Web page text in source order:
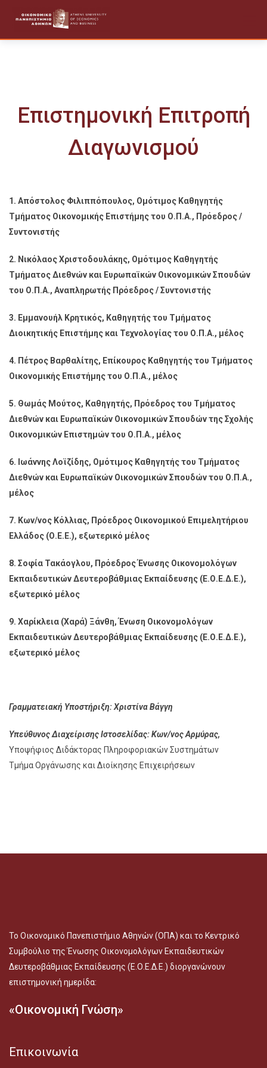
content
Επιστημονική Επιτροπή
Διαγωνισμού
1. Απόστολος Φιλιππόπουλος, Ομότιμος Καθηγητής
Τμήματος Οικονομικής Επιστήμης του Ο.Π.Α., Πρόεδρος /
Συντονιστής
2. Νικόλαος Χριστοδουλάκης, Ομότιμος Καθηγητής
Τμήματος Διεθνών και Ευρωπαϊκών ΟικονομικώνΣπουδών
του Ο.Π.Α., Αναπληρωτής Πρόεδρος / Συντονιστής
3. Εμμανουήλ Κρητικός, Καθηγητής του Τμήματος
Διοικητικής Επιστήμης και Τεχνολογίας του Ο.Π.Α., μέλος
4. Πέτρος Βαρθαλίτης, Επίκουρος Καθηγητής του Τμήματος
Οικονομικής Επιστήμης του Ο.Π.Α., μέλος
5. Θωμάς Μούτος, Καθηγητής, Πρόεδρος του Τμήματος
Διεθνών και Ευρωπαϊκών Οικονομικών Σπουδών της Σχολής
Οικονομικών Επιστημών του Ο.Π.Α., μέλος
6. Ιωάννης Λοϊζίδης, Ομότιμος Καθηγητής του Τμήματος
Διεθνών και Ευρωπαϊκών Οικονομικών Σπουδών του Ο.Π.Α.,
μέλος
7. Κων/νος Κόλλιας, Πρόεδρος Οικονομικού Επιμελητήριου
Ελλάδος (Ο.Ε.Ε.), εξωτερικό μέλος
8. Σοφία Τακάογλου, Πρόεδρος Ένωσης Οικονομολόγων
Εκπαιδευτικών Δευτεροβάθμιας Εκπαίδευσης (Ε.Ο.Ε.Δ.Ε.),
εξωτερικό μέλος
9. Χαρίκλεια (Χαρά) Ξάνθη, Ένωση Οικονομολόγων
Εκπαιδευτικών Δευτεροβάθμιας Εκπαίδευσης (Ε.Ο.Ε.Δ.Ε.),
εξωτερικό μέλος
Γραμματειακή Υποστήριξη: Χριστίνα Βάγγη
Υπεύθυνος Διαχείρισης Ιστοσελίδας: Κων/νος Αρμύρας,
Υποψήφιος Διδάκτορας Πληροφοριακών Συστημάτων
Τμήμα Οργάνωσης και Διοίκησης Επιχειρήσεων
Το Οικονομικό Πανεπιστήμιο Αθηνών (ΟΠΑ) και το Κεντρικό
Συμβούλιο της Ένωσης Οικονομολόγων Εκπαιδευτικών
Δευτεροβάθμιας Εκπαίδευσης (Ε.Ο.Ε.Δ.Ε.) διοργανώνουν
επιστημονική ημερίδα:
«Οικονομική Γνώση»
Επικοινωνία